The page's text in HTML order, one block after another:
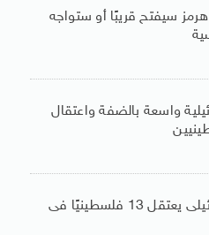
سيفتح قريبًا أو ستواجه
واسعة بالضفة واعتقال
الاحتلال الإسرائيلى يعتقل 13 فلسطينيًا فى